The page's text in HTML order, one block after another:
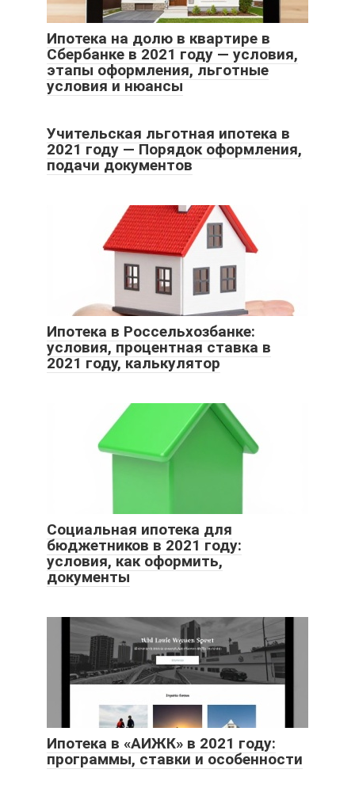
Ипотека на долю в квартире в
Сбербанке в 2021 году — условия,
этапы оформления, льготные
условия и нюансы
Учительская льготная ипотека в
2021 году — Порядок оформления,
подачи документов
Ипотека в Россельхозбанке:
условия, процентная ставка в
2021 году, калькулятор
Социальная ипотека для
бюджетников в 2021 году:
условия, как оформить,
документы
Ипотека в «АИЖК» в 2021 году:
программы, ставки и особенности